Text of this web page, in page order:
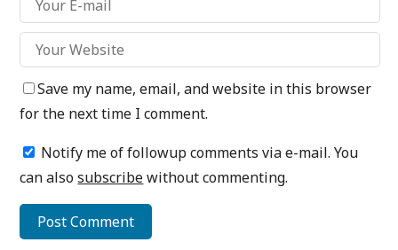
Save my name, email, and website in this browser
for the next time I comment.
Notify me of followup comments via e-mail. You
can alsosubscribewithout commenting.